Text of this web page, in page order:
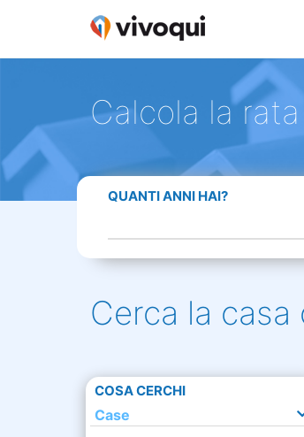
Calcola la
QUANTI ANNI HAI?
Cerca la casa
COSA CERCHI
Case